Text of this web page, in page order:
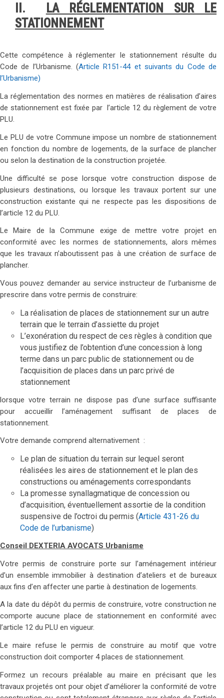
II. LA R ÉGLEMENTATION SUR LE
STATIONNEMENT
Cette compétence à réglementer le stationnement résulte du
Code de l’Urbanisme. (Article R151-44 et suivants du Code de
l’Urbanisme)
La réglementation des normes en matières de réalisation d’aires
de stationnement est fixée par l’article 12 du règlement de votre
PLU.
Le PLU de votre Commune impose un nombre de stationnement
en fonction du nombre de logements, de la surface de plancher
ou selon la destination de la construction projetée.
Une difficulté se pose lorsque votre construction dispose de
plusieurs destinations, ou lorsque les travaux portent sur une
construction existante qui ne respecte pas les dispositions de
l’article 12 du PLU.
Le Maire de la Commune exige de mettre votre projet en
conformité avec les normes de stationnements, alors mêmes
que les travaux n’aboutissent pas à une création de surface de
plancher.
Vous pouvez demander au service instructeur de l’urbanisme de
prescrire dans votre permis de construire:
La réalisation de places de stationnement sur un autre
terrain que le terrain d’assiette du projet
L’exonération du respect de ces règles à condition que
vous justifiez de l’obtention d’une concession à long
terme dans un parc public de stationnement ou de
l’acquisition de places dans un parc privé de
stationnement
lorsque votre terrain ne dispose pas d’une surface suffisante
pour accueillir l’aménagement suffisant de places de
stationnement.
Votre demande comprend alternativement :
Le plan de situation du terrain sur lequel seront
réalisées les aires de stationnement et le plan des
constructions ou aménagements correspondants
La promesse synallagmatique de concession ou
d’acquisition, éventuellement assortie de la condition
suspensive de l’octroi du permis (Article 431-26 du
Code de l’urbanisme)
Conseil DEXTERIA AVOCATS Urbanisme
Votre permis de construire porte sur l’aménagement intérieur
d’un ensemble immobilier à destination d’ateliers et de bureaux
aux fins d’en affecter une partie à destination de logements.
A la date du dépôt du permis de construire, votre construction ne
comporte aucune place de stationnement en conformité avec
l’article 12 du PLU en vigueur.
Le maire refuse le permis de construire au motif que votre
construction doit comporter 4 places de stationnement.
Formez un recours préalable au maire en précisant que les
travaux projetés ont pour objet d’améliorer la conformité de votre